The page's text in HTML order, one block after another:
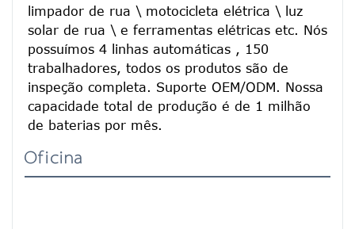
limpador de rua \ motocicleta elétrica \ luz
solar de rua \ e ferramentas elétricas etc. Nós
possuímos 4 linhas automáticas , 150
trabalhadores, todos os produtos são de
inspeção completa. Suporte OEM/ODM. Nossa
capacidade total de produção é de 1 milhão
de baterias por mês.
Oficina